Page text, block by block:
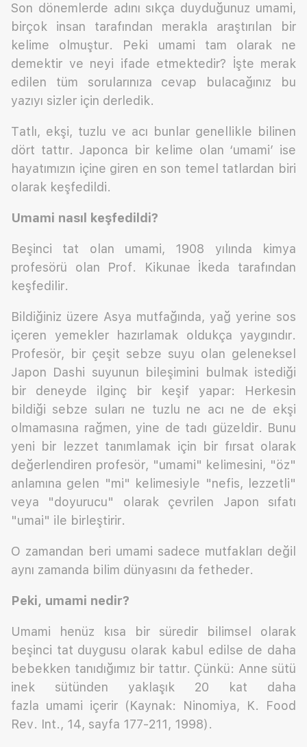
Son dönemlerde adını sıkça duyduğunuz umami,
birçok insan tarafından merakla araştırılan bir
kelime olmuştur. Peki umami tam olarak ne
demektir ve neyi ifade etmektedir? İşte merak
edilen tüm sorularınıza cevap bulacağınız bu
yazıyı sizler için derledik.
Tatlı, ekşi, tuzlu ve acı bunlar genellikle bilinen
dört tattır. Japonca bir kelime olan ‘umami’ ise
hayatımızın içine giren en son temel tatlardan biri
olarak keşfedildi.
Umami nasıl keşfedildi?
Beşinci tat olan umami, 1908 yılında kimya
profesörü olan Prof. Kikunae İkeda tarafından
keşfedilir.
Bildiğiniz üzere Asya mutfağında, yağ yerine sos
içeren yemekler hazırlamak oldukça yaygındır.
Profesör, bir çeşit sebze suyu olan geleneksel
Japon Dashi suyunun bileşimini bulmak istediği
bir deneyde ilginç bir keşif yapar: Herkesin
bildiği sebze suları ne tuzlu ne acı ne de ekşi
olmamasına rağmen, yine de tadı güzeldir. Bunu
yeni bir lezzet tanımlamak için bir fırsat olarak
değerlendiren profesör, "umami" kelimesini, "öz"
anlamına gelen "mi" kelimesiyle "nefis, lezzetli"
veya "doyurucu" olarak çevrilen Japon sıfatı
"umai" ile birleştirir.
O zamandan beri umami sadece mutfakları değil
aynı zamanda bilim dünyasını da fetheder.
Peki, umami nedir?
Umami henüz kısa bir süredir bilimsel olarak
beşinci tat duygusu olarak kabul edilse de daha
bebekken tanıdığımız bir tattır. Çünkü: Anne sütü
inek sütünden yaklaşık 20 kat daha
fazla umami içerir (Kaynak: Ninomiya, K. Food
Rev. Int., 14, sayfa 177-211, 1998).